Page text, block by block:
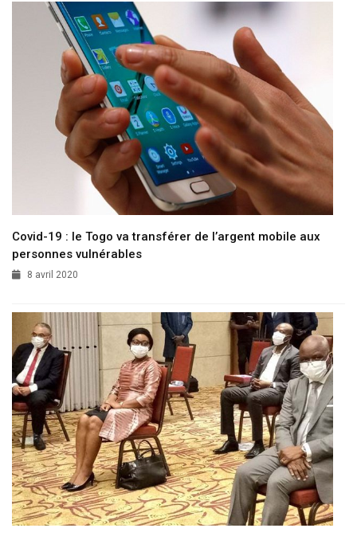
Covid-19 : le Togo va transférer de l’argent mobile aux
personnes vulnérables
8 avril 2020